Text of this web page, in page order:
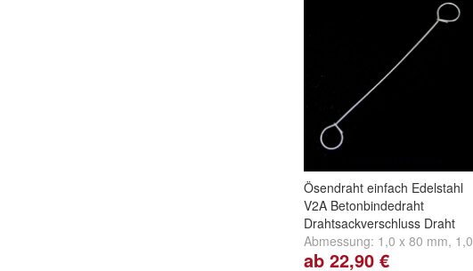
Ösendraht einfach Edelstahl
V2A Betonbindedraht
Drahtsackverschluss Draht
Abmessung: 1,0 x 80 mm, 1,0
x 100 mm,1,0 x 120 mm
ab 22,90 €